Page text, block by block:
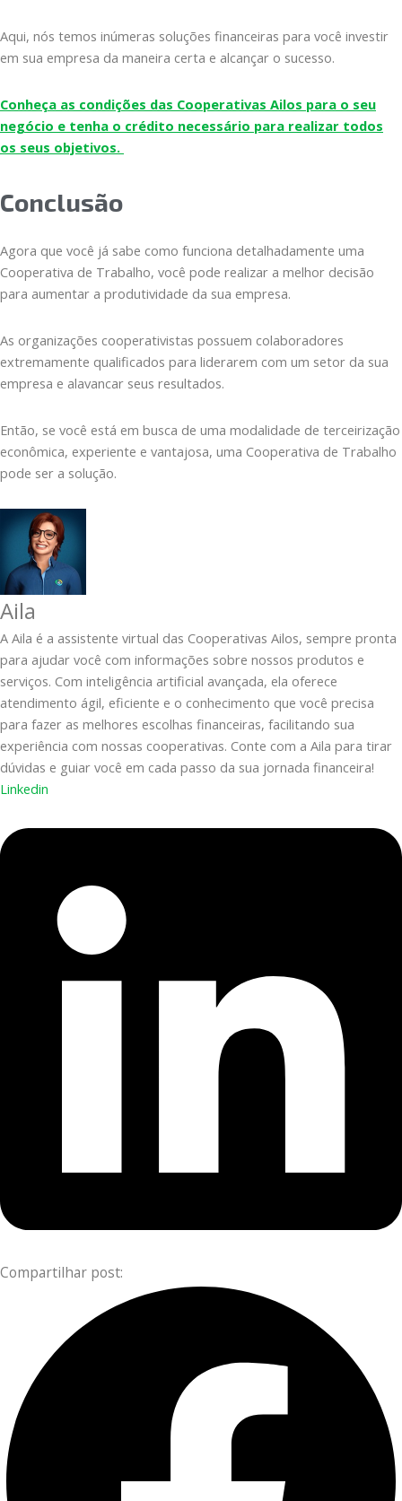
Aqui, nós temos inúmeras soluções financeiras para você investir
em sua empresa da maneira certa e alcançar o sucesso.
Conheça as condições das Cooperativas Ailos para o seu
negócio e tenha o crédito necessário para realizar todos
os seus objetivos.
Conclusão
Agora que você já sabe como funciona detalhadamente uma
Cooperativa de Trabalho, você pode realizar a melhor decisão
para aumentar a produtividade da sua empresa.
As organizações cooperativistas possuem colaboradores
extremamente qualificados para liderarem com um setor da sua
empresa e alavancar seus resultados.
Então, se você está em busca de uma modalidade de terceirização
econômica, experiente e vantajosa, uma Cooperativa de Trabalho
pode ser a solução.
Aila
A Aila é a assistente virtual das Cooperativas Ailos, sempre pronta
para ajudar você com informações sobre nossos produtos e
serviços. Com inteligência artificial avançada, ela oferece
atendimento ágil, eficiente e o conhecimento que você precisa
para fazer as melhores escolhas financeiras, facilitando sua
experiência com nossas cooperativas. Conte com a Aila para tirar
dúvidas e guiar você em cada passo da sua jornada financeira!
Linkedin
Compartilhar post: